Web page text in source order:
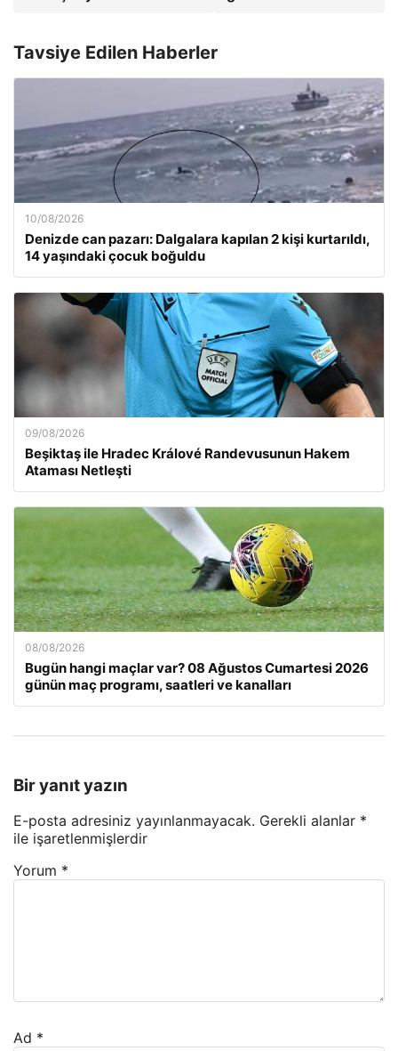
Tavsiye Edilen Haberler
10/08/2026
Denizde can pazarı: Dalgalara kapılan 2 kişi kurtarıldı,
14 yaşındaki çocuk boğuldu
09/08/2026
Beşiktaş ile Hradec Králové Randevusunun Hakem
Ataması Netleşti
08/08/2026
Bugün hangi maçlar var? 08 Ağustos Cumartesi 2026
günün maç programı, saatleri ve kanalları
Bir yanıt yazın
E-posta adresiniz yayınlanmayacak. Gerekli alanlar *
ile işaretlenmişlerdir
Yorum *
Ad *